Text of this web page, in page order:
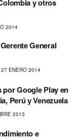
y otros
2014
General
27 ENERO 2014
Google Play en
Perú y Venezuela
2013
e